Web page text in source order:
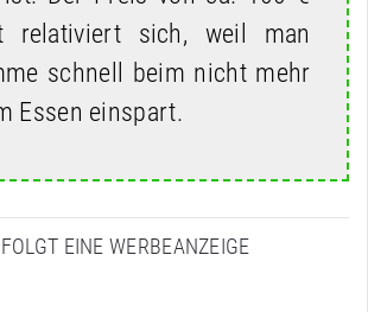
relativiert sich, weil man
schnell beim nicht mehr
Essen einspart.
EINE WERBEANZEIGE